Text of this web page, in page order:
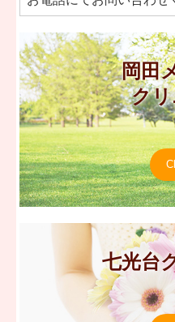
岡田
ク
七光台